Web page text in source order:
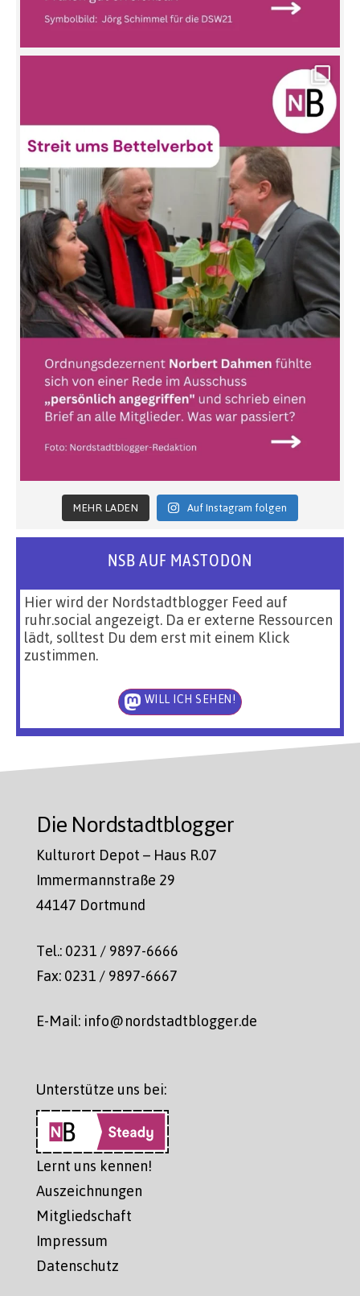
MEHR LADEN Auf Instagram folgen
NSB AUF MASTODON
Hier wird der Nordstadtblogger Feed auf
ruhr.social angezeigt. Da er externe Ressourcen
lädt, solltest Du dem erst mit einem Klick
zustimmen.
WILL ICH SEHEN!
Die Nordstadtblogger
Kulturort Depot – Haus R.07
Immermannstraße 29
44147 Dortmund
Tel.: 0231 / 9897-6666
Fax: 0231 / 9897-6667
E-Mail: info@nordstadtblogger.de
Unterstütze uns bei:
Lernt uns kennen!
Auszeichnungen
Mitgliedschaft
Impressum
Datenschutz